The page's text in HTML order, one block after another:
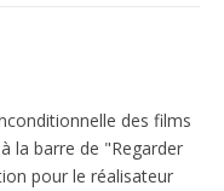
des films
la barre de "Regarder
pour le réalisateur